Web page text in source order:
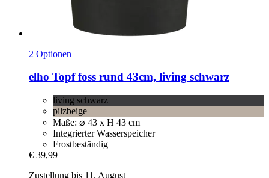
2 Optionen
elho Topf foss rund 43cm, living schwarz
living schwarz
pilzbeige
Maße: ⌀ 43 x H 43 cm
Integrierter Wasserspeicher
Frostbeständig
€ 39,99
Zustellung bis 11. August